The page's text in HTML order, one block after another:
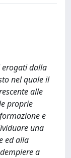
dalla
nel quale il
alle
proprie
e
una
ed alla
a